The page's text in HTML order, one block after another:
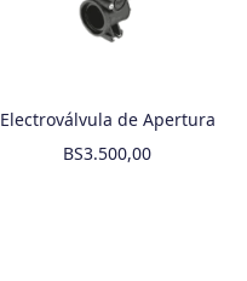
Electroválvula de Apertura
BS3.500,00